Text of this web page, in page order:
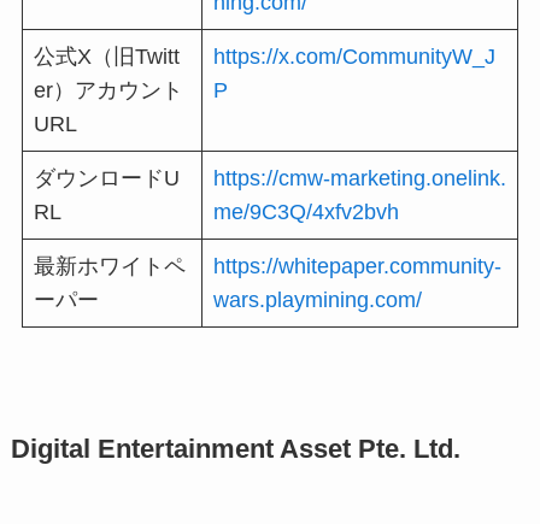
公式X（旧Twitt
er）アカウント
URL
https://x.com/CommunityW_J
P
ダウンロードU
RL
https://cmw-marketing.onelink.
me/9C3Q/4xfv2bvh
最新ホワイトペ
ーパー
https://whitepaper.community-
wars.playmining.com/
Digital Entertainment Asset Pte. Ltd.